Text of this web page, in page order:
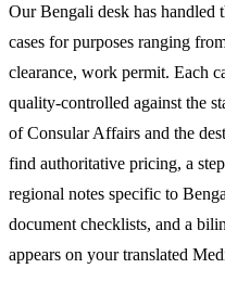
Our Bengali desk has handled
cases for purposes ranging
clearance, work permit. Each
quality-controlled against the
of Consular Affairs and the
find authoritative pricing, a
regional notes specific to
document checklists, and a
appears on your translated